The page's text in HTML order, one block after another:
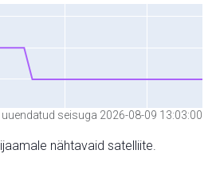
seisuga 2026-08-09 13:03:00
nähtavaid satelliite.